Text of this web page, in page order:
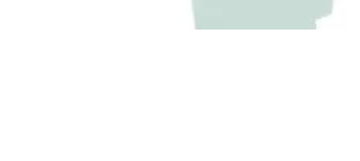
Fahrradgarage als Box & abschließbar
mobiler Hühnerstall